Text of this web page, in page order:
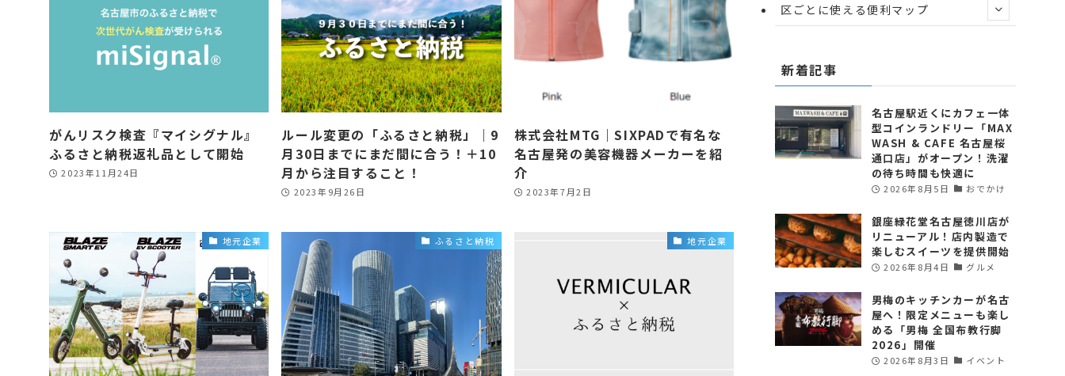
がんリスク検査『マイシグナル』
ふるさと納税返礼品として開始
2023年11月24日
ルール変更の「ふるさと納税」｜9
月30日までにまだ間に合う！＋10
月から注目すること！
2023年9月26日
株式会社MTG｜SIXPADで有名な
名古屋発の美容機器メーカーを紹
介
2023年7月2日
地元企業 ふるさと納税 地元企業
区ごとに使える便利マップ
新着記事
名古屋駅近くにカフェ一体
型コインランドリー「MAX
WASH & CAFE 名古屋桜
通口店」がオープン！洗濯
の待ち時間も快適に
2026年8月5日 おでかけ
銀座緑花堂名古屋徳川店が
リニューアル！店内製造で
楽しむスイーツを提供開始
2026年8月4日 グルメ
男梅のキッチンカーが名古
屋へ！限定メニューも楽し
める「男梅 全国布教行脚
2026」開催
2026年8月3日 イベント